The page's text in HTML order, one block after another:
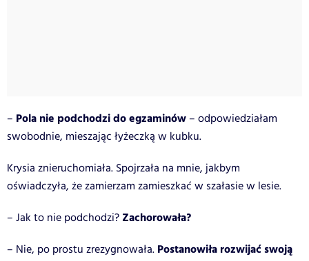
– Pola nie podchodzi do egzaminów – odpowiedziałam
swobodnie, mieszając łyżeczką w kubku.
Krysia znieruchomiała. Spojrzała na mnie, jakbym
oświadczyła, że zamierzam zamieszkać w szałasie w lesie.
– Jak to nie podchodzi? Zachorowała?
– Nie, po prostu zrezygnowała. Postanowiła rozwijać swoją